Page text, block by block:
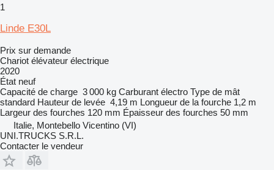
1
Linde E30L
Prix sur demande
Chariot élévateur électrique
2020
État neuf
Capacité de charge 3 000 kg Carburant électro Type de mât
standard Hauteur de levée 4,19 m Longueur de la fourche 1,2 m
Largeur des fourches 120 mm Épaisseur des fourches 50 mm
Italie, Montebello Vicentino (VI)
UNI.TRUCKS S.R.L.
Contacter le vendeur